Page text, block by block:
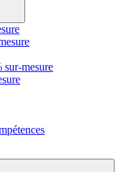
sur-mesure